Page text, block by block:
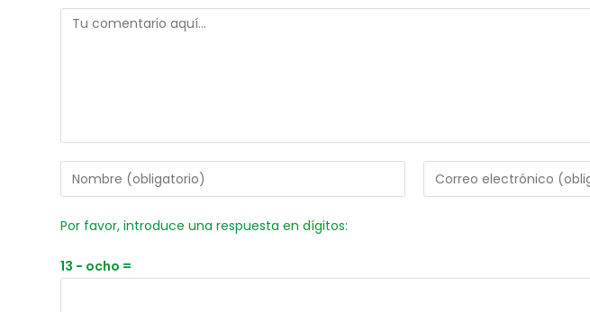
Por favor, introduce una respuesta en dígitos:
13 − ocho =